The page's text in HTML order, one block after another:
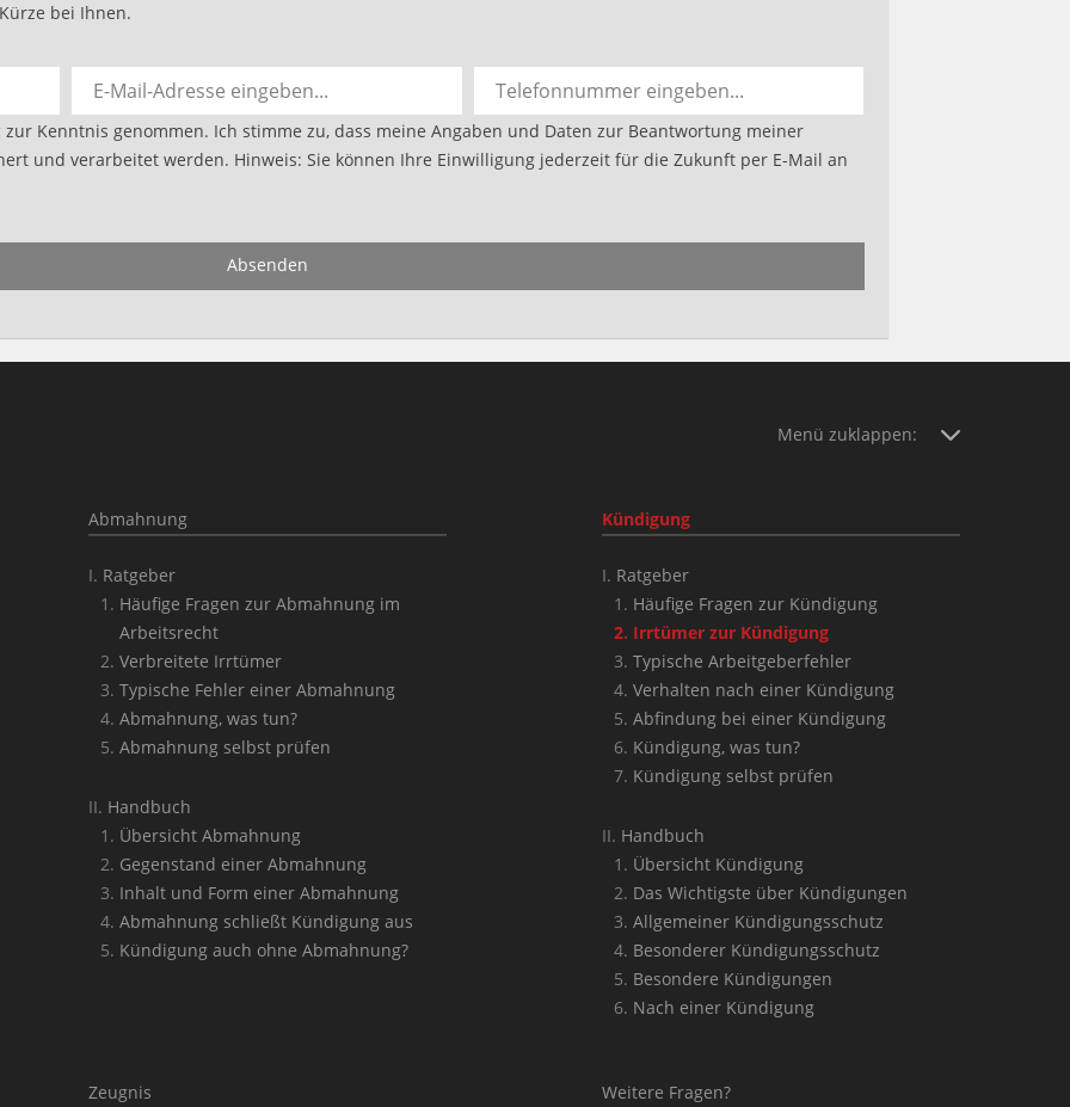
bei Ihnen.
zur Kenntnis genommen. Ich stimme zu, dass meine Angaben und Daten zur Beantwortung meiner
und verarbeitet werden. Hinweis: Sie können Ihre Einwilligung jederzeit für die Zukunft per E-Mail an
Absenden
Menü zuklappen:
Abmahnung
Ratgeber
Häufige Fragen zur Abmahnung im
Arbeitsrecht
Verbreitete Irrtümer
Typische Fehler einer Abmahnung
Abmahnung, was tun?
Abmahnung selbst prüfen
Handbuch
Übersicht Abmahnung
Gegenstand einer Abmahnung
Inhalt und Form einer Abmahnung
Abmahnung schließt Kündigung aus
Kündigung auch ohne Abmahnung?
Kündigung
Ratgeber
Häufige Fragen zur Kündigung
Irrtümer zur Kündigung
Typische Arbeitgeberfehler
Verhalten nach einer Kündigung
Abfindung bei einer Kündigung
Kündigung, was tun?
Kündigung selbst prüfen
Handbuch
Übersicht Kündigung
Das Wichtigste über Kündigungen
Allgemeiner Kündigungsschutz
Besonderer Kündigungsschutz
Besondere Kündigungen
Nach einer Kündigung
Zeugnis Weitere Fragen?